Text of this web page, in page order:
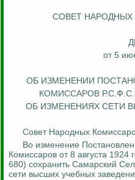
СОВЕТ НАРОДНЫХ
от 5
ОБ ИЗМЕНЕНИИ
КОМИССАРОВ
ОБ ИЗМЕНЕНИЯХ СЕТИ
Совет Народных
Во изменение
Комиссаров от 8 августа 1924
680) сохранить Самарский
сети высших учебных